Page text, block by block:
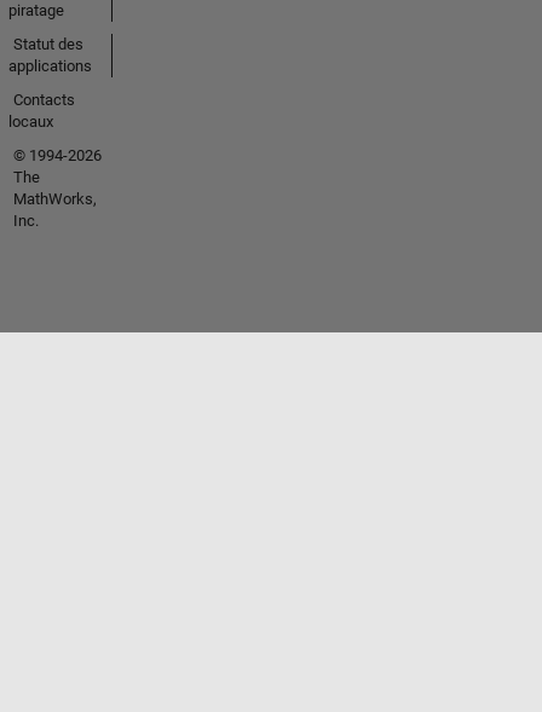
piratage
Statut des
applications
Contacts
locaux
© 1994-2026
The
MathWorks,
Inc.